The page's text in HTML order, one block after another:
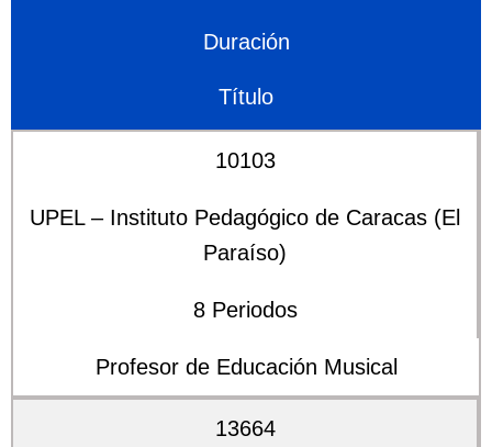
Duración
Título
10103
UPEL – Instituto Pedagógico de Caracas (El
Paraíso)
8 Periodos
Profesor de Educación Musical
13664